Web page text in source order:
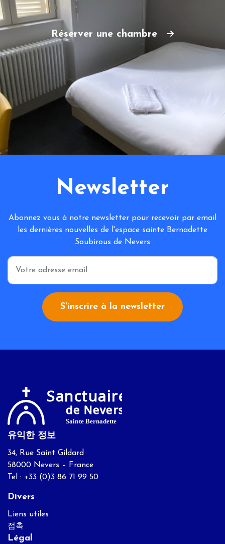
Réserver une chambre
Newsletter
Abonnez vous à notre newsletter pour recevoir par email
les dernières nouvelles de l'espace sainte Bernadette
Soubirous de Nevers
*
S'inscrire à la newsletter
유익한 정보
34, Rue Saint Gildard
58000 Nevers – France
Tel : +33 (0)3 86 71 99 50
Divers
Liens utiles
접촉
Légal